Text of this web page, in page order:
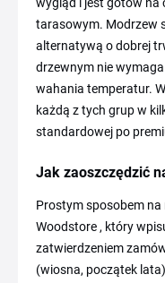
tarasowym. Modrzew
alternatywą o dobrej
drzewnym nie
wahania temperatur.
każdą z tych grup w
standardowej po
Jak zaoszczędzić
Prostym sposobem
Woodstore , który
zatwierdzeniem
(wiosna, początek